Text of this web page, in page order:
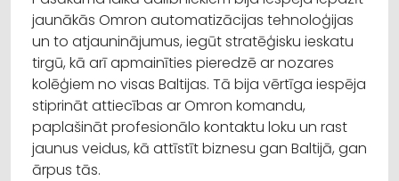
jaunākās Omron automatizācijas tehnoloģijas
un to atjauninājumus, iegūt stratēģisku ieskatu
tirgū, kā arī apmainīties pieredzē ar nozares
kolēģiem no visas Baltijas. Tā bija vērtīga iespēja
stiprināt attiecības ar Omron komandu,
paplašināt profesionālo kontaktu loku un rast
jaunus veidus, kā attīstīt biznesu gan Baltijā, gan
ārpus tās.